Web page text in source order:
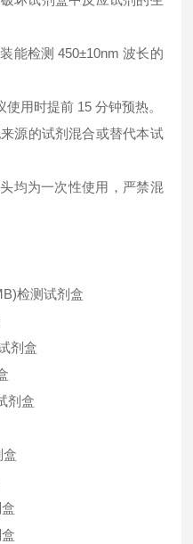
能检测 450±10nm 波长的
用时提前 15 分钟预热。
源的试剂混合或替代本试
均为一次性使用，严禁混
检测试剂盒
剂盒
剂盒
盒